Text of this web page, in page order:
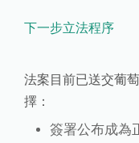
下一步立法程序
法案目前已送交葡
擇：
簽署公布成為